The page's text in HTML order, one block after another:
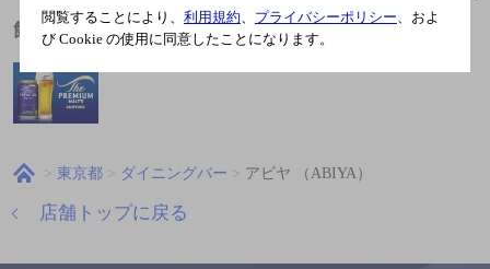
飲めるお酒
東京都 ダイニングバー アビヤ （ABIYA）
店舗トップに戻る
閲覧することにより、 利用規約 プライバシーポリシー 、およ
び Cookie の使用に同意したことになります。